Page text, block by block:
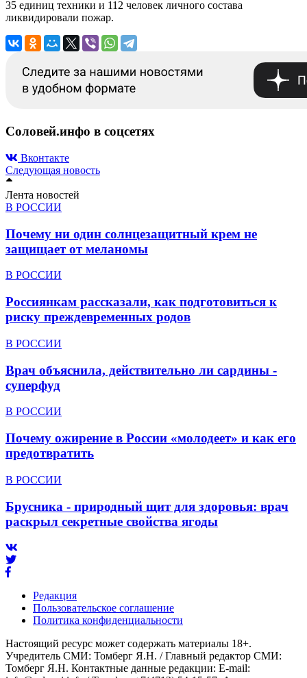
35 единиц техники и 112 человек личного состава
ликвидировали пожар.
Соловей.инфо в соцсетях
Вконтакте
Следующая новость
Лента новостей
В РОССИИ
Почему ни один солнцезащитный крем не
защищает от меланомы
В РОССИИ
Россиянкам рассказали, как подготовиться к
риску преждевременных родов
В РОССИИ
Врач объяснила, действительно ли сардины -
суперфуд
В РОССИИ
Почему ожирение в России «молодеет» и как его
предотвратить
В РОССИИ
Брусника - природный щит для здоровья: врач
раскрыл секретные свойства ягоды
Редакция
Пользовательское соглашение
Политика конфиденциальности
Настоящий ресурс может содержать материалы 18+.
Учредитель СМИ: Томберг Я.Н. / Главный редактор СМИ:
Томберг Я.Н. Контактные данные редакции: E-mail: